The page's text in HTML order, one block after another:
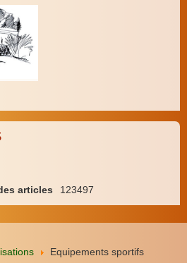
articles
123497
Equipements sportifs